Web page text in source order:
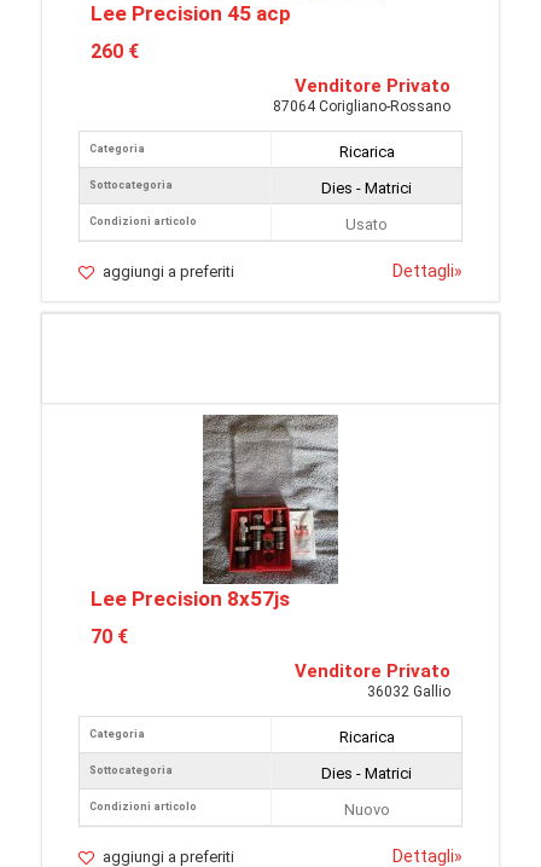
Lee Precision 45 acp
260 €
Venditore Privato
87064 Corigliano-Rossano
Categoria
Sottocategoria
Condizioni articolo
Ricarica
Dies - Matrici
Usato
aggiungi a preferiti Dettagli»
Lee Precision 8x57js
70 €
Venditore Privato
36032 Gallio
Categoria
Sottocategoria
Condizioni articolo
Ricarica
Dies - Matrici
Nuovo
aggiungi a preferiti Dettagli»